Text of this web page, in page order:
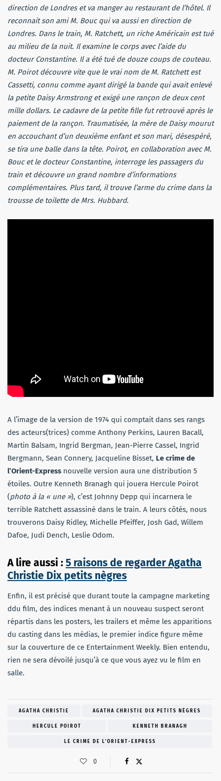
direction de Londres et va manger au restaurant de l’hôtel. Il
reconnait son ami M. Bouc qui va aussi en direction de
Londres. Dans le train, M. Ratchett, un riche Américain est tué
au milieu de la nuit. Il examine le corps avec l’aide du
docteur Constantine. Il a été tué de douze coups de couteau.
M. Poirot découvre vite que le vrai nom de M. Ratchett est
Cassetti, connu comme ayant dirigé la bande qui avait enlevé
la petite Daisy Armstrong et exigé une rançon de deux cent
mille dollars. Le cadavre de la petite fille fut retrouvé après le
paiement de la rançon. Traumatisée, la mère de Daisy mourut
en accouchant d’un deuxième enfant et son mari, désespéré,
se tira une balle dans la tête. Poirot, en collaboration avec M.
Bouc et le docteur Constantine, interroge les passagers du
train et découvre un grand nombre d’informations
complémentaires. Plus tard, il trouve l’arme du crime dans la
trousse de toilette de Mrs. Hubbard.
A l’image de la version de 1974 qui comptait dans ses rangs
des acteurs(trices) comme Anthony Perkins, Lauren Bacall,
Martin Balsam, Ingrid Bergman, Jean-Pierre Cassel, Ingrid
Bergmann, Sean Connery, Jacqueline Bisset, Le crime de
l’Orient-Express nouvelle version aura une distribution 5
étoiles. Outre Kenneth Branagh qui jouera Hercule Poirot
(photo à la « une »), c’est Johnny Depp qui incarnera le
terrible Ratchett assassiné dans le train. A leurs côtés, nous
trouverons Daisy Ridley, Michelle Pfeiffer, Josh Gad, Willem
Dafoe, Judi Dench, Leslie Odom.
A lire aussi :5 raisons de regarder Agatha
Christie Dix petits nègres
Enfin, il est précisé que durant toute la campagne marketing
ddu film, des indices menant à un nouveau suspect seront
répartis dans les posters, les trailers et même les apparitions
du casting dans les médias, le premier indice figure même
sur la couverture de ce Entertainment Weekly. Bien entendu,
rien ne sera dévoilé jusqu’à ce que vous ayez vu le film en
salle.
AGATHA CHRISTIE AGATHA CHRISTIE DIX PETITS NÈGRES
HERCULE POIROT KENNETH BRANAGH
LE CRIME DE L'ORIENT-EXPRESS
0